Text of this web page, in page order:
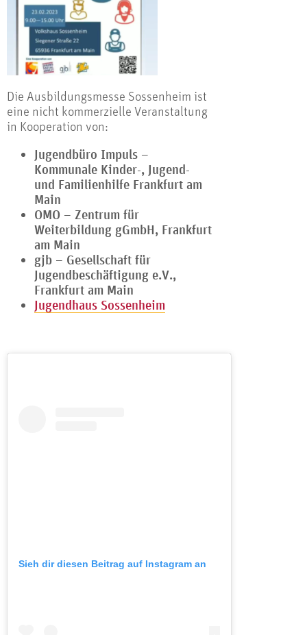
Die Ausbildungsmesse Sossenheim ist
eine nicht kommerzielle Veranstaltung
in Kooperation von:
Jugendbüro Impuls –
Kommunale Kinder-, Jugend-
und Familienhilfe Frankfurt am
Main
OMO – Zentrum für
Weiterbildung gGmbH, Frankfurt
am Main
gjb – Gesellschaft für
Jugendbeschäftigung e.V.,
Frankfurt am Main
Jugendhaus Sossenheim
Sieh dir diesen Beitrag auf Instagram an